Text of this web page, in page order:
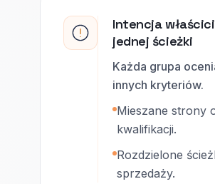
Intencja
jednej ścieżki
Każda grupa
innych kryteriów.
Mieszane strony
kwalifikacji.
Rozdzielone
sprzedaży.